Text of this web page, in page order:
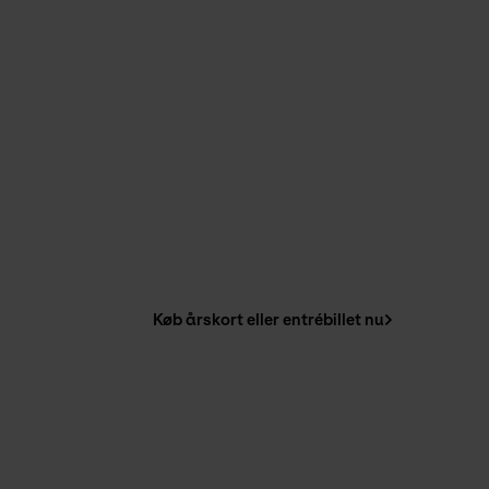
Køb årskort eller entrébillet nu